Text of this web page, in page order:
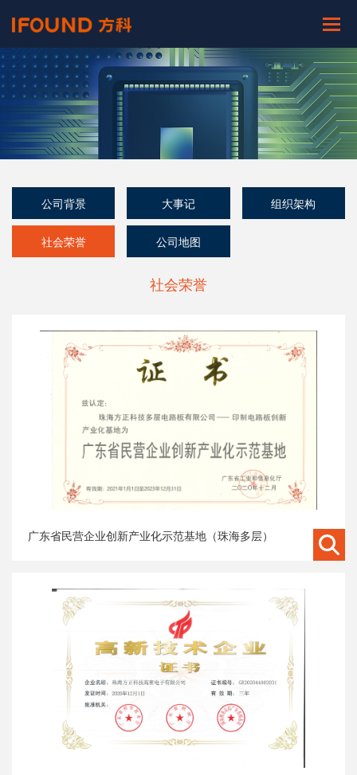
公司背景 大事记 组织架构
社会荣誉 公司地图
社会荣誉
广东省民营企业创新产业化示范基地（珠海多层）